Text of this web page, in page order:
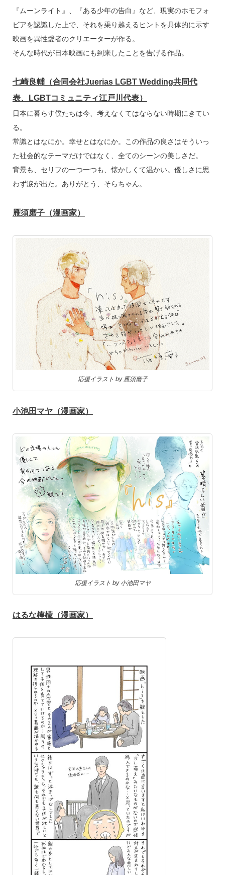
『ムーンライト』、『ある少年の告白』など、現実のホモフォ
ビアを認識した上で、それを乗り越えるヒントを具体的に示す
映画を異性愛者のクリエーターが作る。
そんな時代が日本映画にも到来したことを告げる作品。
七崎良輔（合同会社Juerias LGBT Wedding共同代
表、LGBTコミュニティ江戸川代表）
日本に暮らす僕たちは今、考えなくてはならない時期にきてい
る。
常識とはなにか。幸せとはなにか。この作品の良さはそういっ
た社会的なテーマだけではなく、全てのシーンの美しさだ。
背景も、セリフの一つ一つも、懐かしくて温かい。優しさに思
わず涙が出た。ありがとう、そらちゃん。
雁須磨子（漫画家）
応援イラスト by 雁須磨子
小池田マヤ（漫画家）
応援イラスト by 小池田マヤ
はるな檸檬（漫画家）